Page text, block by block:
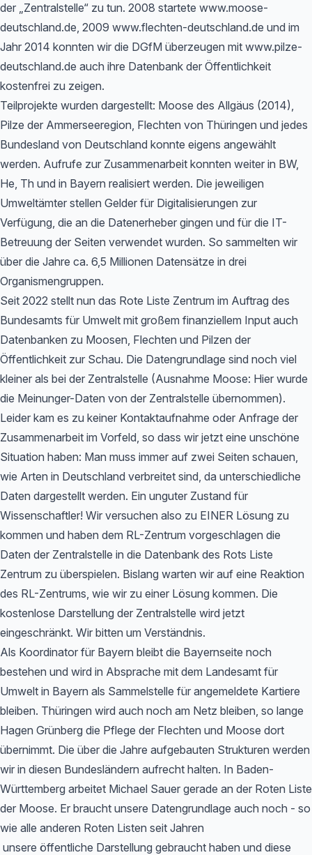
der „Zentralstelle“ zu tun. 2008 startete www.moose-
deutschland.de, 2009 www.flechten-deutschland.de und im
Jahr 2014 konnten wir die DGfM überzeugen mit www.pilze-
deutschland.de auch ihre Datenbank der Öffentlichkeit
kostenfrei zu zeigen.
Teilprojekte wurden dargestellt: Moose des Allgäus (2014),
Pilze der Ammerseeregion, Flechten von Thüringen und jedes
Bundesland von Deutschland konnte eigens angewählt
werden. Aufrufe zur Zusammenarbeit konnten weiter in BW,
He, Th und in Bayern realisiert werden. Die jeweiligen
Umweltämter stellen Gelder für Digitalisierungen zur
Verfügung, die an die Datenerheber gingen und für die IT-
Betreuung der Seiten verwendet wurden. So sammelten wir
über die Jahre ca. 6,5 Millionen Datensätze in drei
Organismengruppen.
Seit 2022 stellt nun das Rote Liste Zentrum im Auftrag des
Bundesamts für Umwelt mit großem finanziellem Input auch
Datenbanken zu Moosen, Flechten und Pilzen der
Öffentlichkeit zur Schau. Die Datengrundlage sind noch viel
kleiner als bei der Zentralstelle (Ausnahme Moose: Hier wurde
die Meinunger-Daten von der Zentralstelle übernommen).
Leider kam es zu keiner Kontaktaufnahme oder Anfrage der
Zusammenarbeit im Vorfeld, so dass wir jetzt eine unschöne
Situation haben: Man muss immer auf zwei Seiten schauen,
wie Arten in Deutschland verbreitet sind, da unterschiedliche
Daten dargestellt werden. Ein unguter Zustand für
Wissenschaftler! Wir versuchen also zu EINER Lösung zu
kommen und haben dem RL-Zentrum vorgeschlagen die
Daten der Zentralstelle in die Datenbank des Rots Liste
Zentrum zu überspielen. Bislang warten wir auf eine Reaktion
des RL-Zentrums, wie wir zu einer Lösung kommen. Die
kostenlose Darstellung der Zentralstelle wird jetzt
eingeschränkt. Wir bitten um Verständnis.
Als Koordinator für Bayern bleibt die Bayernseite noch
bestehen und wird in Absprache mit dem Landesamt für
Umwelt in Bayern als Sammelstelle für angemeldete Kartiere
bleiben. Thüringen wird auch noch am Netz bleiben, so lange
Hagen Grünberg die Pflege der Flechten und Moose dort
übernimmt. Die über die Jahre aufgebauten Strukturen werden
wir in diesen Bundesländern aufrecht halten. In Baden-
Württemberg arbeitet Michael Sauer gerade an der Roten Liste
der Moose. Er braucht unsere Datengrundlage auch noch - so
wie alle anderen Roten Listen seit Jahren
unsere öffentliche Darstellung gebraucht haben und diese